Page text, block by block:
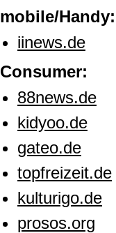
mobile/Handy:
iinews.de
Consumer:
88news.de
kidyoo.de
gateo.de
topfreizeit.de
kulturigo.de
prosos.org